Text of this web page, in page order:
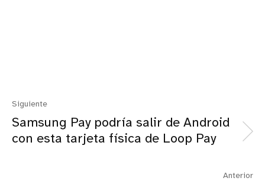
Siguiente
Samsung Pay podría salir de Android
con esta tarjeta física de Loop Pay
Anterior